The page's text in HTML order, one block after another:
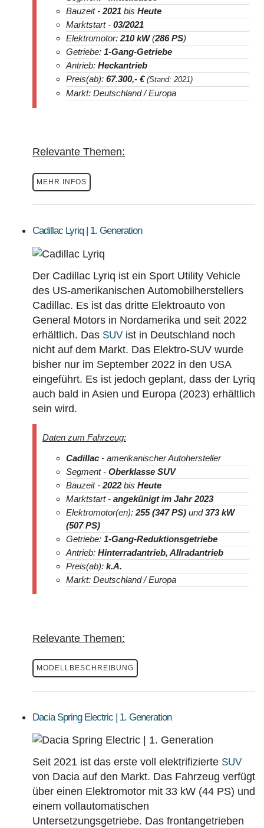
Bauzeit - 2021 bis Heute
Marktstart - 03/2021
Elektromotor: 210 kW(286 PS)
Getriebe: 1-Gang-Getriebe
Antrieb: Heckantrieb
Preis(ab): 67.300,- € (Stand: 2021)
Markt: Deutschland / Europa
Relevante Themen:
MEHR INFOS
Cadillac Lyriq | 1. Generation
Der Cadillac Lyriq ist ein Sport Utility Vehicle
des US-amerikanischen Automobilherstellers
Cadillac. Es ist das dritte Elektroauto von
General Motors in Nordamerika und seit 2022
erhältlich. Das SUV ist in Deutschland noch
nicht auf dem Markt. Das Elektro-SUV wurde
bisher nur im September 2022 in den USA
eingeführt. Es ist jedoch geplant, dass der Lyriq
auch bald in Asien und Europa (2023) erhältlich
sein wird.
Daten zum Fahrzeug:
Cadillac - amerikanischer Autohersteller
Segment - Oberklasse SUV
Bauzeit - 2022bis Heute
Marktstart - angekünigt im Jahr 2023
Elektromotor(en): 255 (347 PS) und373 kW
(507 PS)
Getriebe: 1-Gang-Reduktionsgetriebe
Antrieb: Hinterradantrieb, Allradantrieb
Preis(ab): k.A.
Markt: Deutschland / Europa
Relevante Themen:
MODELLBESCHREIBUNG
Dacia Spring Electric | 1. Generation
Seit 2021 ist das erste voll elektrifizierte SUV
von Dacia auf den Markt. Das Fahrzeug verfügt
über einen Elektromotor mit 33 kW (44 PS) und
einem vollautomatischen
Untersetzungsgetriebe. Das frontangetrieben